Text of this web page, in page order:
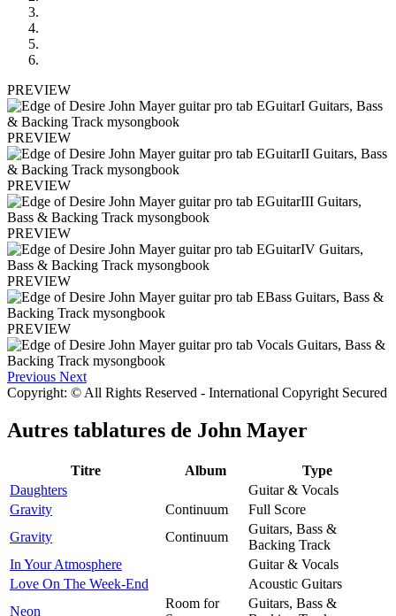
PREVIEW
PREVIEW
PREVIEW
PREVIEW
PREVIEW
PREVIEW
Previous Next
Copyright: © All Rights Reserved - International Copyright Secured
Autres tablatures de John Mayer
Titre Album
Type
Daughters
Guitar & Vocals
Gravity
Continuum
Full Score
Gravity
Continuum
Guitars, Bass &
Backing Track
In Your Atmosphere
Guitar & Vocals
Love On The Week-End
Acoustic Guitars
Neon
Room for
Guitars, Bass &